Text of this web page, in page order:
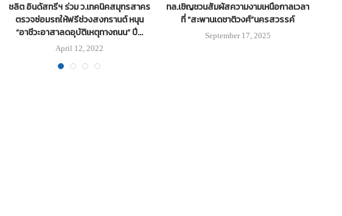
ชลิต อินดัสทรีฯ ร่วม ว.เทคนิคสมุทรสาคร
ตรวจซ่อมรถให้ฟรีช่วงสงกรานต์ หนุน
“อาชีวะอาสาลดอุบัติเหตุทางถนน” ปี...
April 12, 2022
ทล.เชิญชวนสัมผัสความงามเหนือกาลเวลา
ที่ “สะพานเดชาติวงศ์”นครสวรรค์
September 17, 2025